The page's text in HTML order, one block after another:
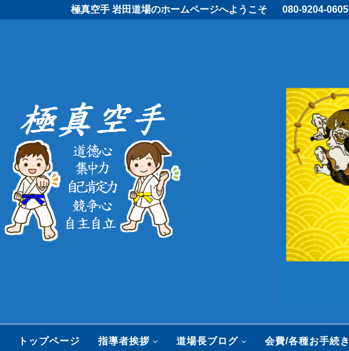
極真空手 岩田道場のホームページへようこそ 080-9204-0605
トップページ 指導者挨拶 道場長ブログ 会費/各種お手続き